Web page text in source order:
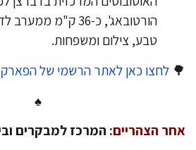
הורטובאג', כ-36 ק"מ
טבע, צילום ומשפחות.
לחצו כאן לאתר הרשמי של הפארק
הצהריים:המרכז למבקרים ובית